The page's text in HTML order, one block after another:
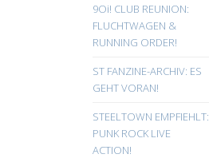
9Oi! CLUB REUNION:
FLUCHTWAGEN &
RUNNING ORDER!
ST FANZINE-ARCHIV: ES
GEHT VORAN!
STEELTOWN EMPFIEHLT:
PUNK ROCK LIVE
ACTION!